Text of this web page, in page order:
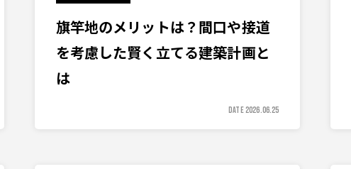
旗竿地のメリットは？間口や接道
を考慮した賢く立てる建築計画と
は
DATE 2026.06.25